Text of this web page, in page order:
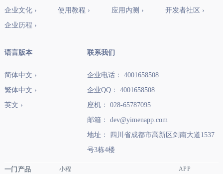
企业文化 ›
企业历程 ›
使用教程 ›
应用内测 ›
开发者社区 ›
语言版本
简体中文 ›
繁体中文 ›
英文 ›
联系我们
企业电话： 4001658508
企业QQ： 4001658508
座机： 028-65787095
邮箱： dev@yimenapp.com
地址： 四川省成都市高新区剑南大道1537
号3栋4楼
一门产品
小程
APP